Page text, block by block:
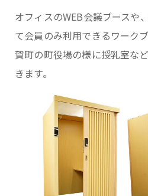
オフィスのWEB会議ブースや
て会員のみ利用できるワーク
賀町の町役場の様に授乳室な
きます。